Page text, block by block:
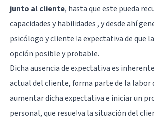
junto al cliente, hasta que este pueda
capacidades y habilidades , y desde ahí
psicólogo y cliente la expectativa de que
opción posible y probable.
Dicha ausencia de expectativa es
actual del cliente, forma parte de la labor
aumentar dicha expectativa e iniciar un
personal, que resuelva la situación del